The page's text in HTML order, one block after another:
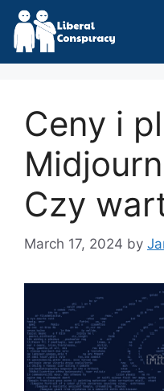
Skip
content
Ceny i
Czy
March 17, 2024 by